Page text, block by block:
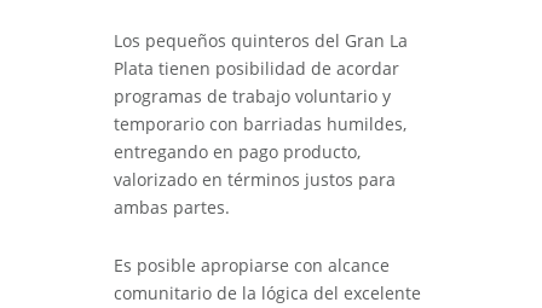
Los pequeños quinteros del Gran La
Plata tienen posibilidad de acordar
programas de trabajo voluntario y
temporario con barriadas humildes,
entregando en pago producto,
valorizado en términos justos para
ambas partes.
Es posible apropiarse con alcance
comunitario de la lógica del excelente